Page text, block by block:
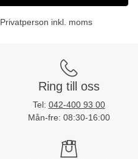
Privatperson inkl. moms
Ring till oss
Tel: 042-400 93 00
Mån-fre: 08:30-16:00